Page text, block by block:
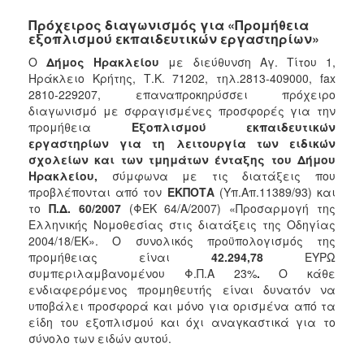
2023
2022
2021
2020
2019
2018
2017
2016
2015
2013
ΤΟΠΟΣ
Πρόχειρος διαγωνισμός για «Προμήθεια
εξοπλισμού εκπαιδευτικών εργαστηρίων»
ΟΔήμος Ηρακλείου με διεύθυνση Αγ. Τίτου 1,
Ηράκλειο Κρήτης, Τ.Κ. 71202, τηλ.2813-409000, fax
2810-229207, επαναπροκηρύσσει πρόχειρο
διαγωνισμό με σφραγισμένες προσφορές για την
προμήθεια Εξοπλισμού εκπαιδευτικών
εργαστηρίων για τη λειτουργία των ειδικών
σχολείων και των τμημάτων ένταξης του Δήμου
Ηρακλείου, σύμφωνα με τις διατάξεις που
προβλέπονται από τον ΕΚΠΟΤΑ(Υπ.Απ.11389/93) και
το Π.Δ. 60/2007(ΦΕΚ 64/Α/2007) «Προσαρμογή της
Ελληνικής Νομοθεσίας στις διατάξεις της Οδηγίας
2004/18/ΕΚ». Ο συνολικός προϋπολογισμός της
προμήθειας είναι 42.294,78 ΕΥΡΩ
συμπεριλαμβανομένου Φ.Π.Α 23%.Ο κάθε
ενδιαφερόμενος προμηθευτής είναι δυνατόν να
υποβάλει προσφορά και μόνο για ορισμένα από τα
είδη του εξοπλισμού και όχι αναγκαστικά για το
σύνολο των ειδών αυτού.